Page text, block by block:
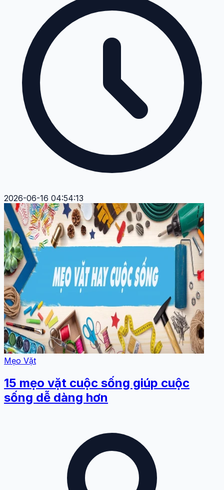
2026-06-16 04:54:13
Mẹo Vặt
15 mẹo vặt cuộc sống giúp cuộc
sống dễ dàng hơn